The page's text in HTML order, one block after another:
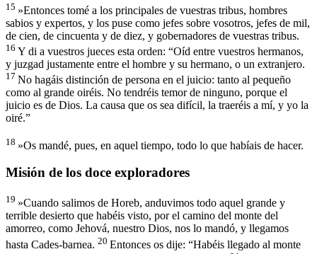
15 »Entonces tomé a los principales de vuestras tribus, hombres
sabios y expertos, y los puse como jefes sobre vosotros, jefes de mil,
de cien, de cincuenta y de diez, y gobernadores de vuestras tribus.
16 Y di a vuestros jueces esta orden: “Oíd entre vuestros hermanos,
y juzgad justamente entre el hombre y su hermano, o un extranjero.
17 No hagáis distinción de persona en el juicio: tanto al pequeño
como al grande oiréis. No tendréis temor de ninguno, porque el
juicio es de Dios. La causa que os sea difícil, la traeréis a mí, y yo la
oiré.”
18 »Os mandé, pues, en aquel tiempo, todo lo que habíais de hacer.
Misión de los doce exploradores
19 »Cuando salimos de Horeb, anduvimos todo aquel grande y
terrible desierto que habéis visto, por el camino del monte del
amorreo, como Jehová, nuestro Dios, nos lo mandó, y llegamos
hasta Cades-barnea. 20 Entonces os dije: “Habéis llegado al monte